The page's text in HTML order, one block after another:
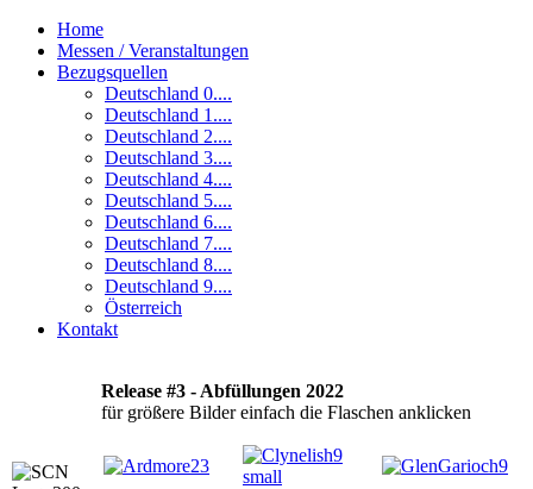
Home
Messen / Veranstaltungen
Bezugsquellen
Deutschland 0....
Deutschland 1....
Deutschland 2....
Deutschland 3....
Deutschland 4....
Deutschland 5....
Deutschland 6....
Deutschland 7....
Deutschland 8....
Deutschland 9....
Österreich
Kontakt
Release #3 - Abfüllungen 2022
für größere Bilder einfach die Flaschen anklicken